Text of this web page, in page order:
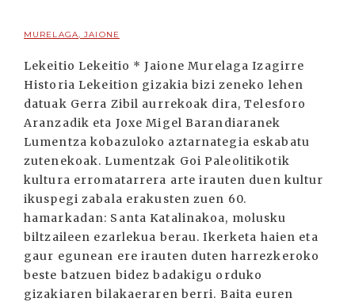
MURELAGA, JAIONE
Lekeitio Lekeitio * Jaione Murelaga Izagirre
Historia Lekeition gizakia bizi zeneko lehen
datuak Gerra Zibil aurrekoak dira, Telesforo
Aranzadik eta Joxe Migel Barandiaranek
Lumentza kobazuloko aztarnategia eskabatu
zutenekoak. Lumentzak Goi Paleolitikotik
kultura erromatarrera arte irauten duen kultur
ikuspegi zabala erakusten zuen 60.
hamarkadan: Santa Katalinakoa, molusku
biltzaileen ezarlekua berau. Ikerketa haien eta
gaur egunean ere irauten duten harrezkeroko
beste batzuen bidez badakigu orduko
gizakiaren bilakaeraren berri. Baita euren